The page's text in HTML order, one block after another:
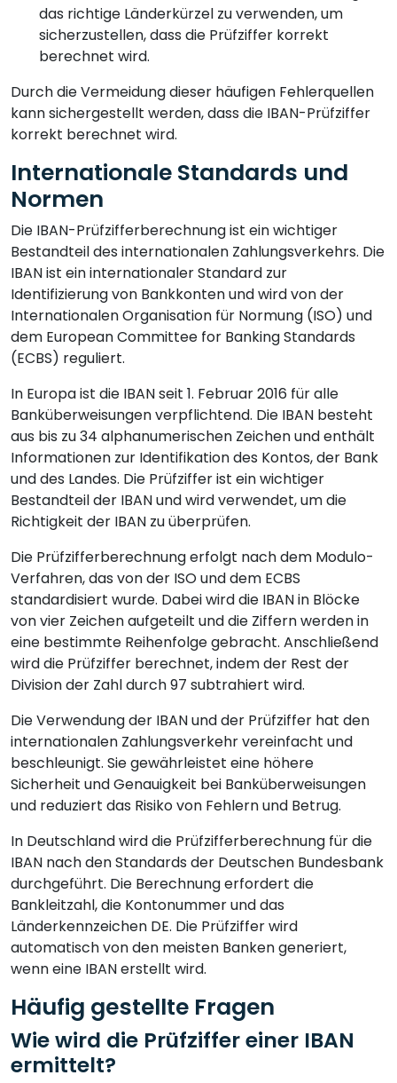
das richtige Länderkürzel zu verwenden, um
sicherzustellen, dass die Prüfziffer korrekt
berechnet wird.
Durch die Vermeidung dieser häufigen Fehlerquellen
kann sichergestellt werden, dass die IBAN-Prüfziffer
korrekt berechnet wird.
Internationale Standards und
Normen
Die IBAN-Prüfzifferberechnung ist ein wichtiger
Bestandteil des internationalen Zahlungsverkehrs. Die
IBAN ist ein internationaler Standard zur
Identifizierung von Bankkonten und wird von der
Internationalen Organisation für Normung (ISO) und
dem European Committee for Banking Standards
(ECBS) reguliert.
In Europa ist die IBAN seit 1. Februar 2016 für alle
Banküberweisungen verpflichtend. Die IBAN besteht
aus bis zu 34 alphanumerischen Zeichen und enthält
Informationen zur Identifikation des Kontos, der Bank
und des Landes. Die Prüfziffer ist ein wichtiger
Bestandteil der IBAN und wird verwendet, um die
Richtigkeit der IBAN zu überprüfen.
Die Prüfzifferberechnung erfolgt nach dem Modulo-
Verfahren, das von der ISO und dem ECBS
standardisiert wurde. Dabei wird die IBAN in Blöcke
von vier Zeichen aufgeteilt und die Ziffern werden in
eine bestimmte Reihenfolge gebracht. Anschließend
wird die Prüfziffer berechnet, indem der Rest der
Division der Zahl durch 97 subtrahiert wird.
Die Verwendung der IBAN und der Prüfziffer hat den
internationalen Zahlungsverkehr vereinfacht und
beschleunigt. Sie gewährleistet eine höhere
Sicherheit und Genauigkeit bei Banküberweisungen
und reduziert das Risiko von Fehlern und Betrug.
In Deutschland wird die Prüfzifferberechnung für die
IBAN nach den Standards der Deutschen Bundesbank
durchgeführt. Die Berechnung erfordert die
Bankleitzahl, die Kontonummer und das
Länderkennzeichen DE. Die Prüfziffer wird
automatisch von den meisten Banken generiert,
wenn eine IBAN erstellt wird.
Häufig gestellte Fragen
Wie wird die Prüfziffer einer IBAN
ermittelt?